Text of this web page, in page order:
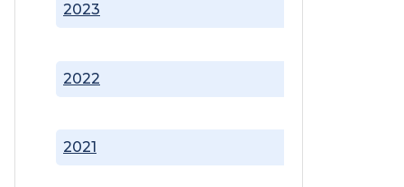
2021
2022
2023